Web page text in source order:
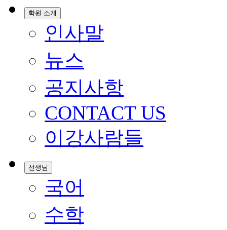
학원 소개
인사말
뉴스
공지사항
CONTACT US
이강사람들
선생님
국어
수학